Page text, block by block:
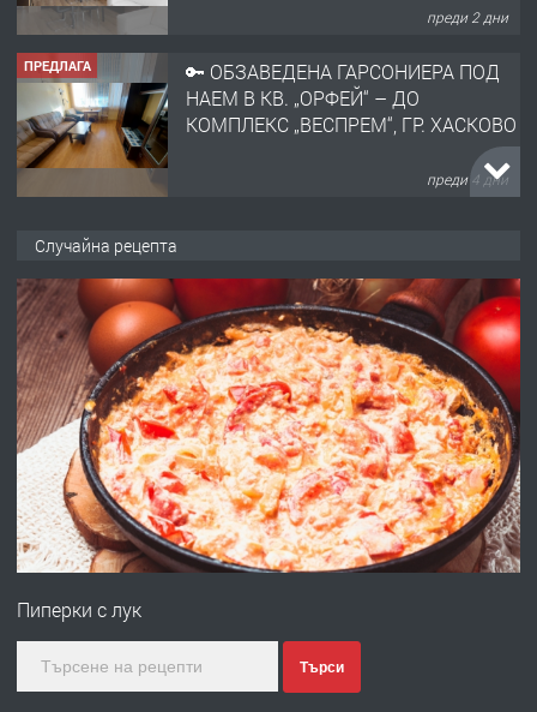
преди 2 дни
ПРЕДЛАГА
🔑 ОБЗАВЕДЕНА ГАРСОНИЕРА ПОД
НАЕМ В КВ. „ОРФЕЙ“ – ДО
КОМПЛЕКС „ВЕСПРЕМ“, ГР. ХАСКОВО
преди 4 дни
АПАРТАМЕНТ В ЦЕНТЪРА НА ГР.
ХАСКОВО
преди 4 дни
ПРЕДЛАГА Давам гараж под наем
преди 5 дни
ПРЕДЛАГА
№4120 Магазин/Офис под наем в кв.
Случайна рецепта
Пиперки с лук
Търси